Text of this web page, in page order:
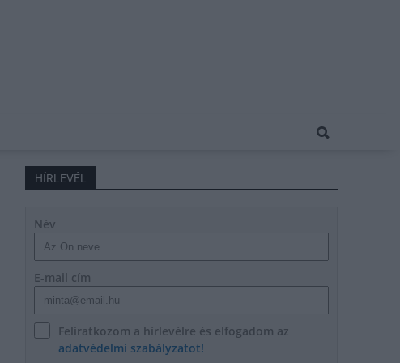
HÍRLEVÉL
Név
E-mail cím
Feliratkozom a hírlevélre és elfogadom az
adatvédelmi szabályzatot!